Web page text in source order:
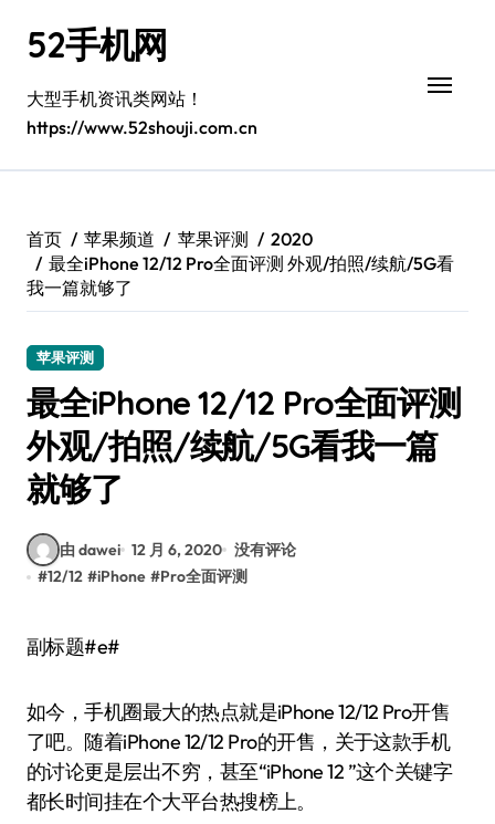
52手机网
大型手机资讯类网站！
https://www.52shouji.com.cn
首页 苹果频道 苹果评测
2020
最全iPhone 12/12 Pro全面评测 外观/拍照/续航/5G看
我一篇就够了
苹果评测
最全iPhone 12/12 Pro全面评测
外观/拍照/续航/5G看我一篇
就够了
由 dawei 12 月 6, 2020 没有评论
#12/12 #iPhone #Pro全面评测
副标题#e#
如今，手机圈最大的热点就是iPhone 12/12 Pro开售
了吧。随着iPhone 12/12 Pro的开售，关于这款手机
的讨论更是层出不穷，甚至“iPhone 12 ”这个关键字
都长时间挂在个大平台热搜榜上。